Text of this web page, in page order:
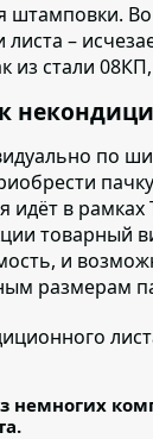
штамповки.
–
из стали
по
идёт в рамках
товарный
и
размерам
немногих